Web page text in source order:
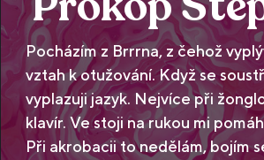
Pocházím z Brrrna, z čehož
vztah k otužování. Když se
vyplazuji jazyk. Nejvíce při
klavír. Ve stoji na rukou mi
Při akrobacii to nedělám, bojím